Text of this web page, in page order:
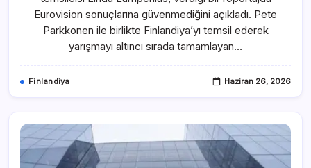
Eurovision sonuçlarına güvenmediğini açıkladı. Pete
Parkkonen ile birlikte Finlandiya’yı temsil ederek
yarışmayı altıncı sırada tamamlayan…
Finlandiya Haziran 26, 2026